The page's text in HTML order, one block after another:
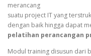
merancang
suatu project IT yang
dengan baik hingga dapat
pelatihan perancangan
Modul training disusun dari